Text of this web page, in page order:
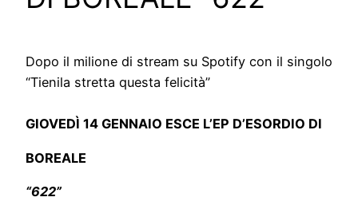
Dopo il milione di stream su Spotify con il singolo
“Tienila stretta questa felicità”
GIOVEDÌ 14 GENNAIO ESCE L’EP D’ESORDIO DI
BOREALE
“622”